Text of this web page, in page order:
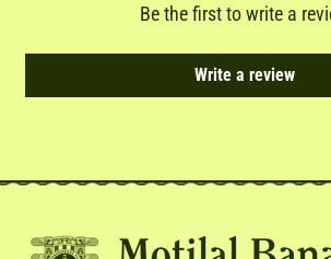
Be the first to write a
Write a review